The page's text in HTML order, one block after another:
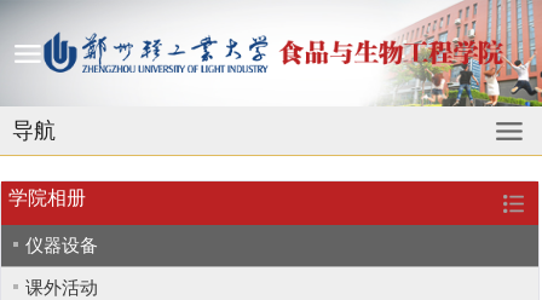
导航
学院相册
仪器设备
课外活动